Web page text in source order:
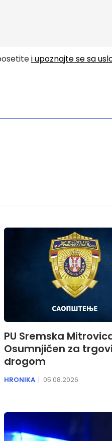
i upoznajte se sa
PU Sremska
Osumnjičen za
drogom
HRONIKA 05.08.2026